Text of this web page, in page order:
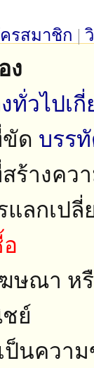
รสมาชิก |
ง
ทั่วไปเ
ด บรร
ร้างคว
แลกเปลี่
ษณา ห
ย์
ป็นคว